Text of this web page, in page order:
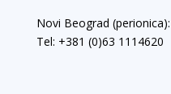
Novi Beograd (perionica):
Tel: +381 (0)63 1114620